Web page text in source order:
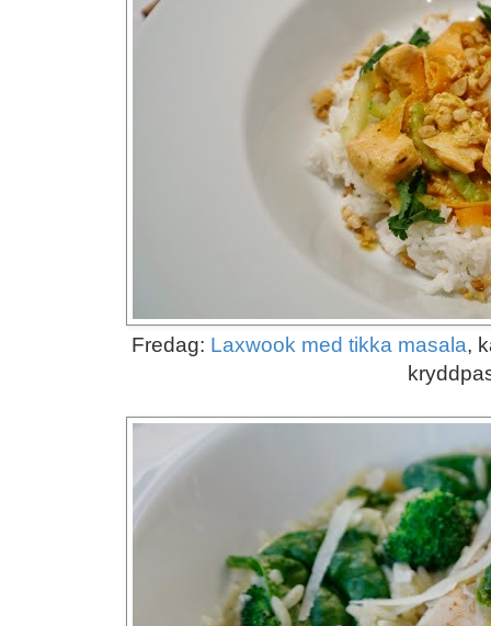
Fredag: Laxwook med tikka masala,